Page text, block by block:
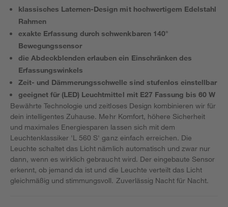
klassisches Laternen-Design mit hochwertigem Edelstahl
Rahmen
exakte Erfassung durch schwenkbaren 140°
Bewegungssensor
die Abdeckblenden erlauben ein Einschränken des
Erfassungswinkels
Zeit- und Dämmerungsschwelle sind stufenlos einstellbar
geeignet für (LED) Leuchtmittel mit E27 Fassung bis 60 W
Bewährte Technologie und zeitloses Design kombinieren wir für
dein intelligentes Zuhause. Mehr Komfort, höhere Sicherheit
und maximales Energiesparen lassen sich mit dem
Leuchtenklassiker 'L 560 S' ganz einfach erreichen. Die
Leuchte schaltet das Licht nämlich automatisch und zwar nur
dann, wenn es wirklich gebraucht wird. Der eingebaute Sensor
erkennt, ob jemand da ist und die Leuchte verteilt das Licht
gleichmäßig und stimmungsvoll. Zuverlässig Nacht für Nacht.